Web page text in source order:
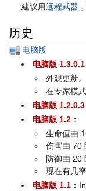
建议用远程武器
历史
电脑版
电脑版 1.3.0.1
外观更新。
在专家模
电脑版 1.2.0.3
电脑版 1.2 ：
生命值由
伤害由 70
防御由 20
现在有几
电脑版 1.1 ：